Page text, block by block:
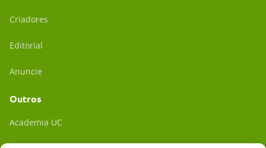
Criadores
Editorial
Anuncie
Outros
Academia UC